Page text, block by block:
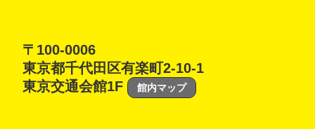
〒100-0006
東京都千代田区有楽町2-10-1
東京交通会館1F
館内マップ